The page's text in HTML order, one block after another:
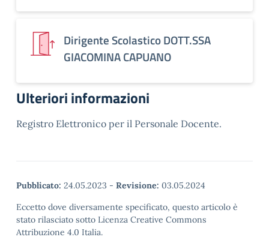
Dirigente Scolastico DOTT.SSA
GIACOMINA CAPUANO
Ulteriori informazioni
Registro Elettronico per il Personale Docente.
Pubblicato: 24.05.2023 - Revisione: 03.05.2024
Eccetto dove diversamente specificato, questo articolo è
stato rilasciato sotto Licenza Creative Commons
Attribuzione 4.0 Italia.